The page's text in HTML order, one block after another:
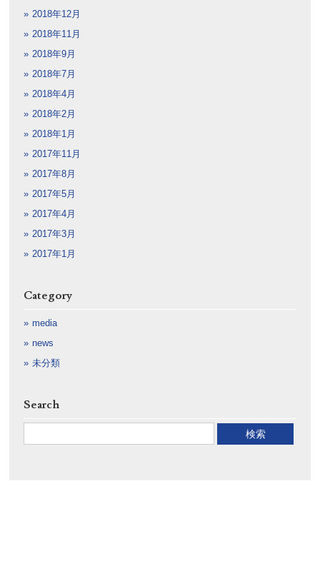
2018年12月
2018年11月
2018年9月
2018年7月
2018年4月
2018年2月
2018年1月
2017年11月
2017年8月
2017年5月
2017年4月
2017年3月
2017年1月
Category
media
news
未分類
Search